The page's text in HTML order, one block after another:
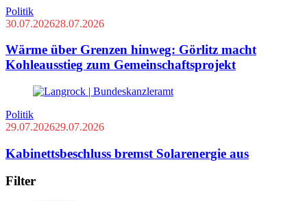
Politik
30.07.202628.07.2026
Wärme über Grenzen hinweg: Görlitz macht
Kohleausstieg zum Gemeinschaftsprojekt
Politik
29.07.202629.07.2026
Kabinettsbeschluss bremst Solarenergie aus
Filter